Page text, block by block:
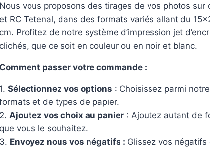
à
236.70 €
Nous vous proposons des tirages de vos photos sur
et RC Tetenal, dans des formats variés allant du
cm. Profitez de notre système d’impression jet
clichés, que ce soit en couleur ou en noir et blanc.
Comment passer votre commande :
1. Sélectionnez vos options : Choisissez parmi
formats et de types de papier.
2. Ajoutez vos choix au panier: Ajoutez autant de
que vous le souhaitez.
3. Envoyez nous vos négatifs : Glissez vos négatifs